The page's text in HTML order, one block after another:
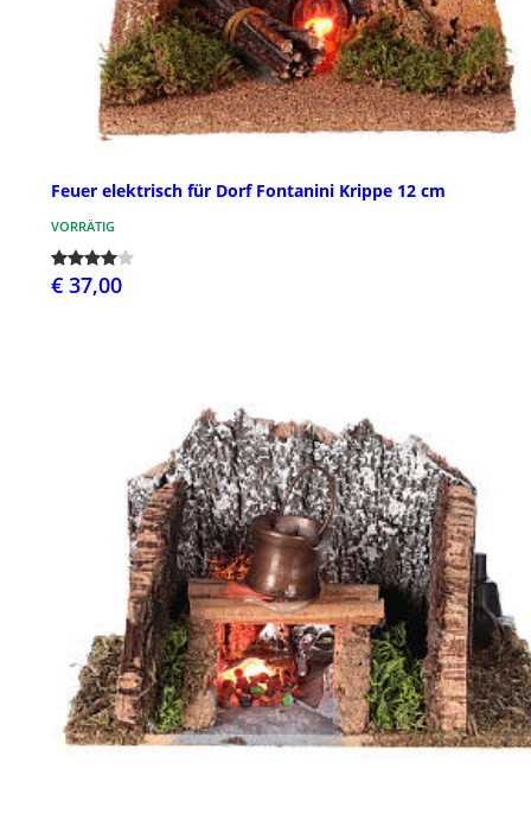
Feuer elektrisch für Dorf Fontanini Krippe 12 cm
VORRÄTIG
€ 37,00